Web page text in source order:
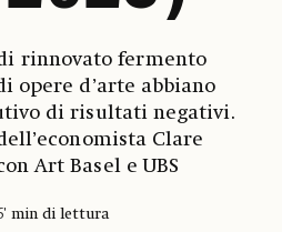
rinnovato fermento
opere d’arte abbiano
di risultati negativi.
Clare
Art Basel e UBS
min di lettura